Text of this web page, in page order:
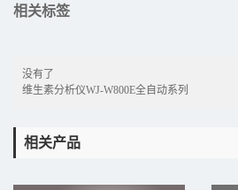
相关标签
没有了
维生素分析仪WJ-W800E全自动系列
相关产品